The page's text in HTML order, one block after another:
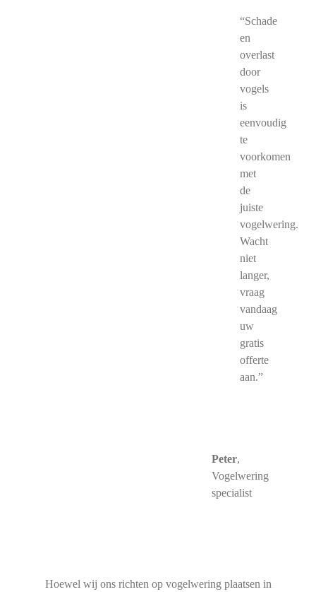
“Schade
en
overlast
door
vogels
is
eenvoudig
te
voorkomen
met
de
juiste
vogelwering.
Wacht
niet
langer,
vraag
vandaag
uw
gratis
offerte
aan.”
Peter,
Vogelwering
specialist
Hoewel wij ons richten op vogelwering plaatsen in